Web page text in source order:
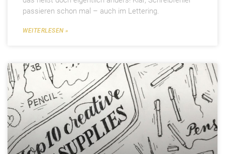
passieren schon mal – auch im Lettering.
WEITERLESEN »